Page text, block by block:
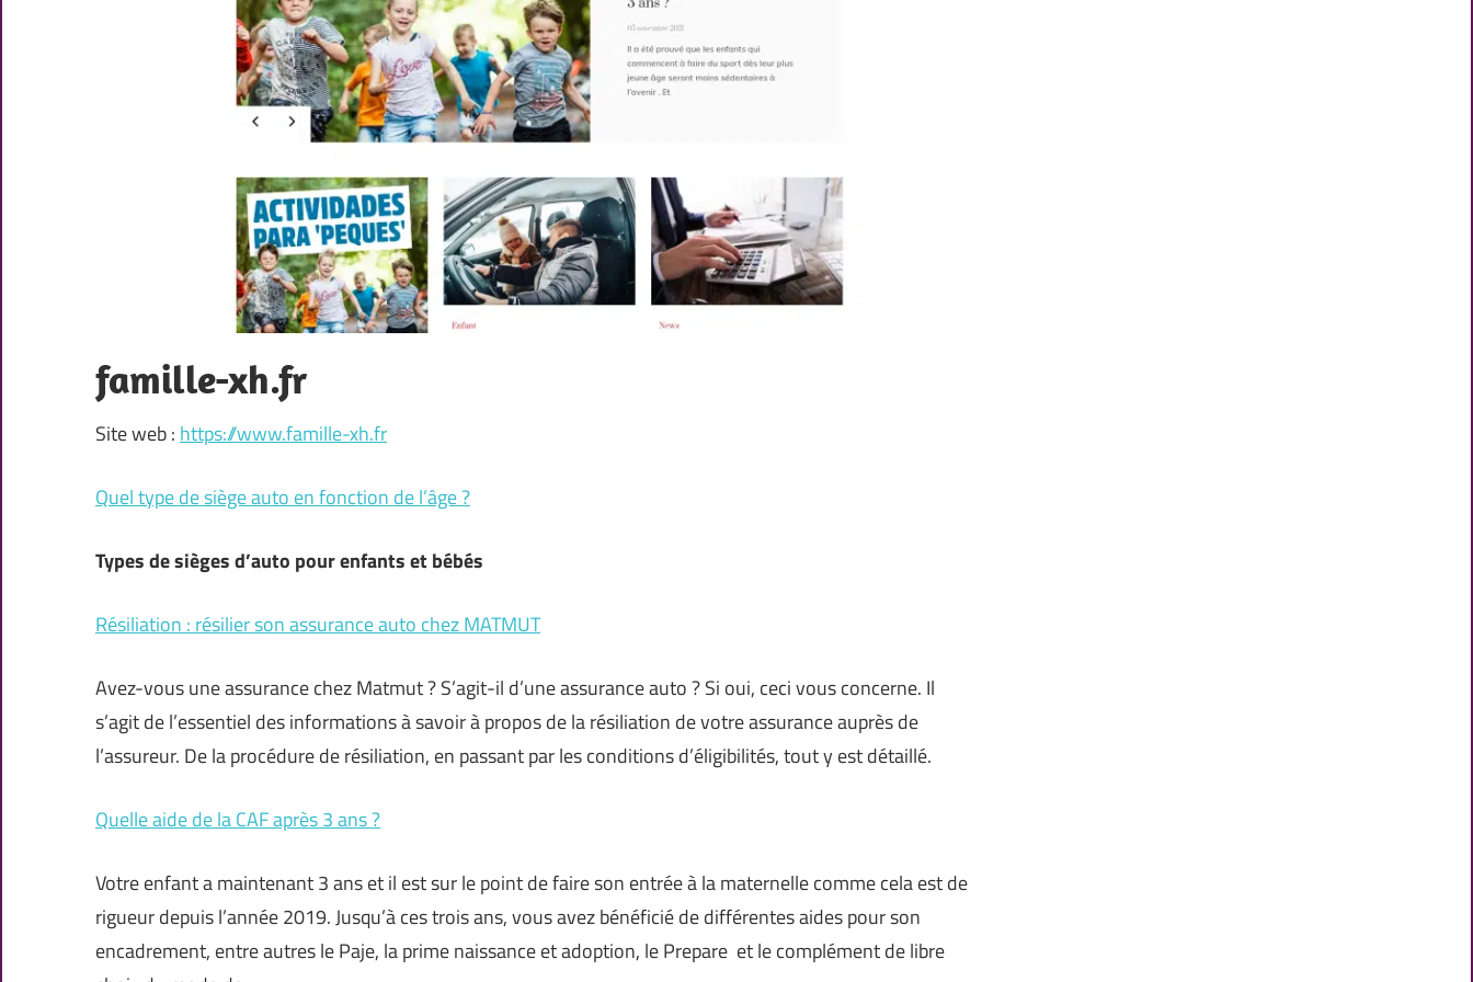
famille-xh.fr
Site web :https://www.famille-xh.fr
Quel type de siège auto en fonction de l’âge ?
Types de sièges d’auto pour enfants et bébés
Résiliation : résilier son assurance auto chez MATMUT
Avez-vous une assurance chez Matmut ? S’agit-il d’une assurance auto ? Si oui, ceci vous concerne. Il
s’agit de l’essentiel des informations à savoir à propos de la résiliation de votre assurance auprès de
l’assureur. De la procédure de résiliation, en passant par les conditions d’éligibilités, tout y est détaillé.
Quelle aide de la CAF après 3 ans ?
Votre enfant a maintenant 3 ans et il est sur le point de faire son entrée à la maternelle comme cela est de
rigueur depuis l’année 2019. Jusqu’à ces trois ans, vous avez bénéficié de différentes aides pour son
encadrement, entre autres le Paje, la prime naissance et adoption, le Prepare et le complément de libre